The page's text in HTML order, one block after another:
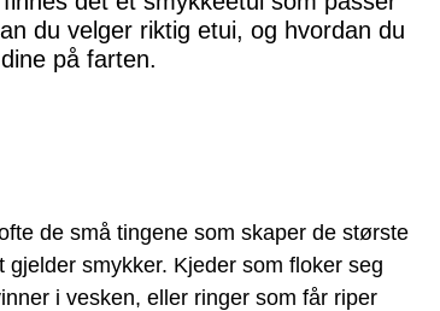
du velger riktig etui, og hvordan du
på farten.
de små tingene som skaper de største
smykker. Kjeder som floker seg
i vesken, eller ringer som får riper